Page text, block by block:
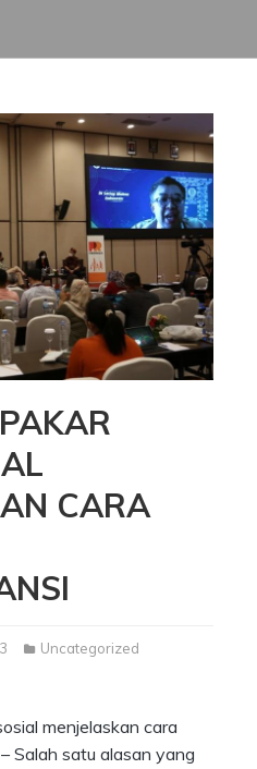
CARA
Uncategorized
menjelaskan cara
Salah satu alasan yang